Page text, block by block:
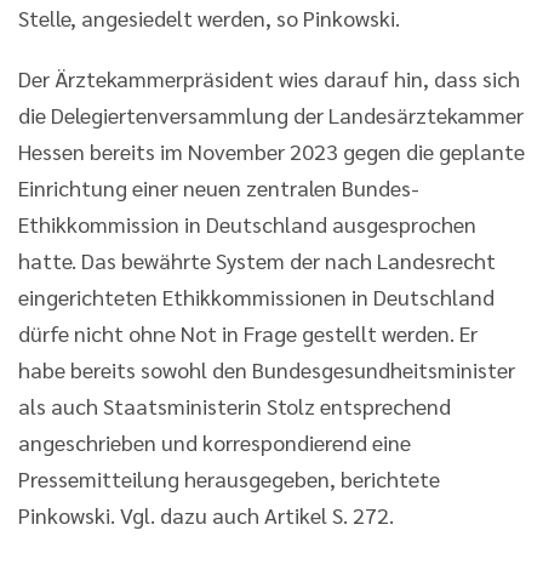
Stelle, angesiedelt werden, so Pinkowski.
Der Ärztekammerpräsident wies darauf hin, dass sich
die Delegiertenversammlung der Landesärztekammer
Hessen bereits im November 2023 gegen die geplante
Einrichtung einer neuen zentralen Bundes-
Ethikkommission in Deutschland ausgesprochen
hatte. Das bewährte System der nach Landesrecht
eingerichteten Ethikkommissionen in Deutschland
dürfe nicht ohne Not in Frage gestellt werden. Er
habe bereits sowohl den Bundesgesundheitsminister
als auch Staatsministerin Stolz entsprechend
angeschrieben und korrespondierend eine
Pressemitteilung herausgegeben, berichtete
Pinkowski. Vgl. dazu auch Artikel S. 272.